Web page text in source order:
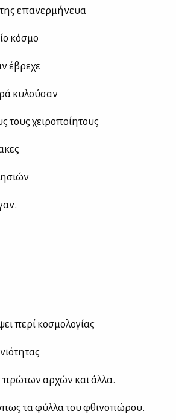
της επα­νερ­μή­νευα
κό­σμο
έβρε­χε
κυ­λού­σαν
τους χει­ρο­ποί­η­τους
πε­ρί κο­σμο­λο­γί­ας
πρώ­των αρ­χών και άλ­λα.
τα φύλ­λα του φθι­νο­πώ­ρου.